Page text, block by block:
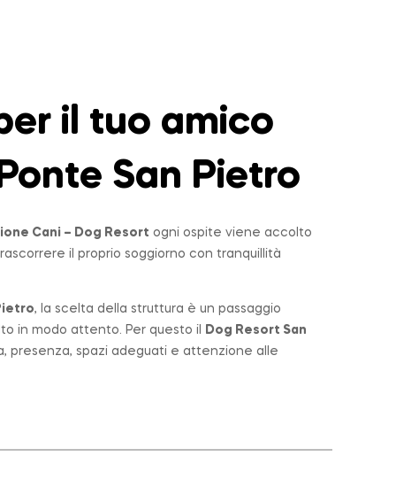
il tuo amico
San Pietro
Cani – Dog Resort ogni ospite viene accolto
il proprio soggiorno con tranquillità
, la scelta della struttura è un passaggio
in modo attento. Per questo il
Dog Resort San
presenza, spazi adeguati e attenzione alle